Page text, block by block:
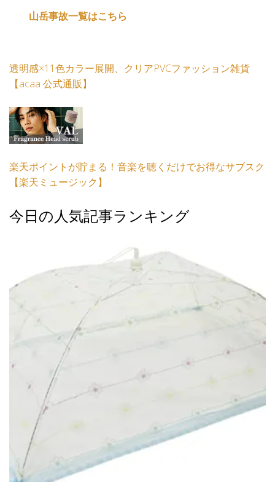
山岳事故一覧はこちら
透明感×11色カラー展開、クリアPVCファッション雑貨
【acaa 公式通販】
楽天ポイントが貯まる！音楽を聴くだけでお得なサブスク
【楽天ミュージック】
今日の人気記事ランキング